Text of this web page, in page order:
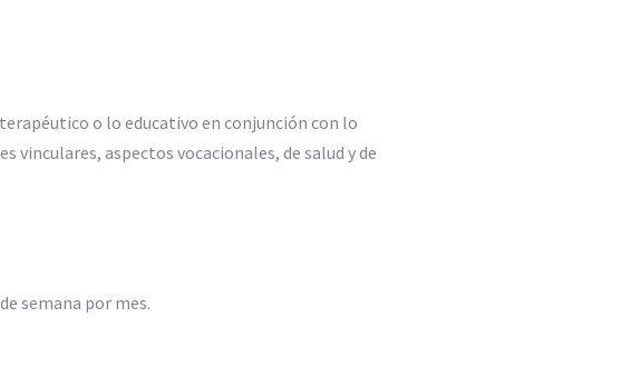
o lo educativo en conjunción con lo
aspectos vocacionales, de salud y de
semana por mes.